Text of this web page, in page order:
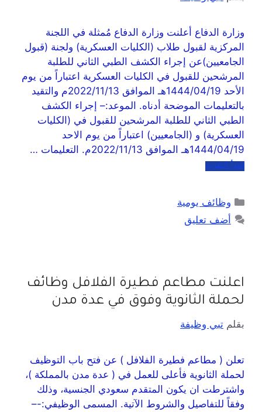
وزارة الدفاع أعلنت وزارة الدفاع مُمثلة في اللجنة
المركزية لقبول طلاب (الكليات العسكرية) ولجنة (قبول
الجامعيين)عن إجراء الكشف الطبي الثاني للطلبة
المرشحين للقبول في الكليات العسكرية اعتباراً من يوم
الأحد 1444/04/19هـ الموافق 2022/11/13م والتقيد
بالتعليمات الموضحة أدناه. الموعد:– إجراء الكشف
الطبي الثاني للطلبة المرشحين للقبول في (الكليات
العسكرية) و (الجامعيين) اعتباراً من يوم الاحد
1444/04/19هـ الموافق 2022/11/13م. التعليمات …
اقرأ المزيد
وظائف يومية
أضف تعليق
اعلنت مطاعم فطيرة الفلافل وظائف
لحملة الثانوية وفوق في عدة مدن
بقلم تبي وظيفة
تعلن ( مطاعم فطيرة الفلافل ) عن فتح باب التوظيف
لحملة الثانوية فأعلى للعمل في ( عدة مدن بالمملكة )،
واشترطت ان يكون المتقدم سعودي الجنسية، وذلك
وفقاً للتفاصيل والشروط الآتية. المسمى الوظيفي:-–